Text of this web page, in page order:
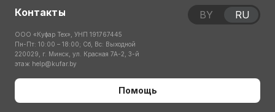
Контакты
ООО «Куфар Тех», УНП 191767445
Пн-Пт: 10:00 – 18:00; Сб, Вс: Выходной
220029, г. Минск, ул. Красная 7А-2, 3-й
этаж help@kufar.by
Помощь
BY RU